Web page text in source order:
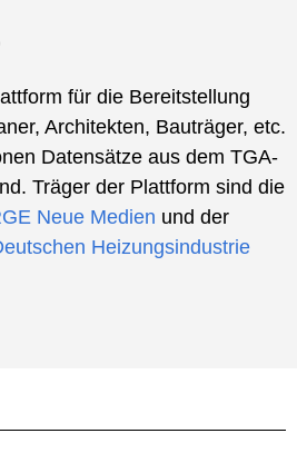
für die Bereitstellung
Architekten, Bauträger, etc.
Datensätze aus dem TGA-
Träger der Plattform sind die
Neue Medien und der
Heizungsindustrie